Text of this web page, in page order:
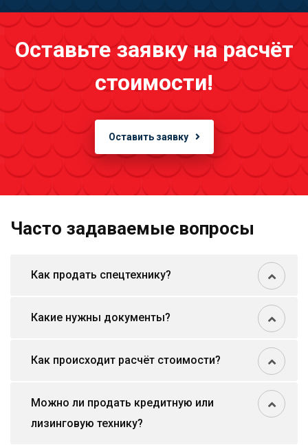
Оставьте заявку на расчёт
стоимости!
Оставить заявку
Часто задаваемые вопросы
Как продать спецтехнику?
Какие нужны документы?
Как происходит расчёт стоимости?
Можно ли продать кредитную или
лизинговую технику?